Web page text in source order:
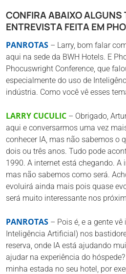
CONFIRA ABAIXO ALGUNS
ENTREVISTA FEITA EM
PANROTAS – Larry, bom falar
aqui na sede da BWH Hotels. E
Phocuswright Conference, que
especialmente do uso de
indústria. Como você vê esses
LARRY CUCULIC – Obrigado,
aqui e conversarmos uma vez
conhecer IA, mas não sabemos o
dois ou três anos. Tudo pode
1990. A internet está chegando. A
mas não sabemos como será.
evoluirá ainda mais pois quase
será muito interessante nos
PANROTAS – Pois é, e a gente
Inteligência Artificial) nos
reserva, onde IA está ajudando
ajudar na experiência do
minha estada no seu hotel, por